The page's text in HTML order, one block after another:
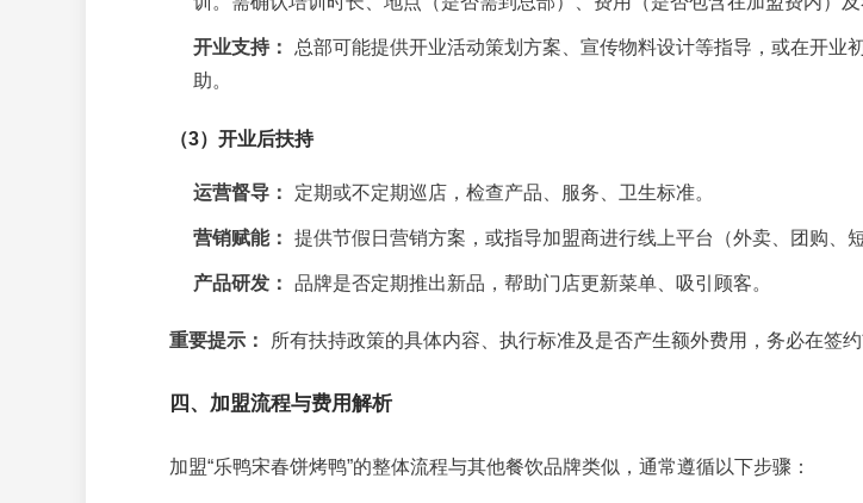
开业支持：
总部可能提供开业活动策划方案、宣传物料设计等指导，或在开业
助。
（3）开业后扶持
运营督导： 定期或不定期巡店，检查产品、服务、卫生标准。
营销赋能： 提供节假日营销方案，或指导加盟商进行线上平台（外卖、团购、
产品研发： 品牌是否定期推出新品，帮助门店更新菜单、吸引顾客。
重要提示： 所有扶持政策的具体内容、执行标准及是否产生额外费用，务必在签约
四、加盟流程与费用解析
加盟“乐鸭宋春饼烤鸭”的整体流程与其他餐饮品牌类似，通常遵循以下步骤：